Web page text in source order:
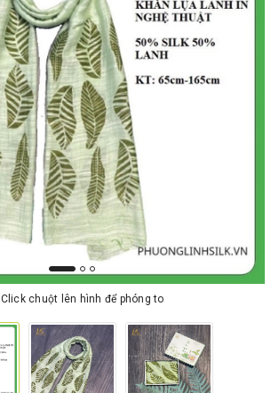
Click chuột lên hình để phóng to